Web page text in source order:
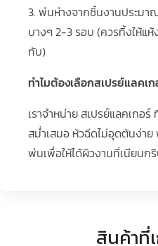
3. พ่นห่างจากชิ้นงานประม
บางๆ 2-3 รอบ (ควรทิ้งให้แ
ทับ)
ทำไมต้องเลือกสเปรย์แลคเ
เราจำหน่าย สเปรย์แลคเกอ
สม่ำเสมอ หัวฉีดไม่อุดตันง่าย
พ่นเพื่อให้ได้ผิวงานที่เนียนก
สินค้าที่